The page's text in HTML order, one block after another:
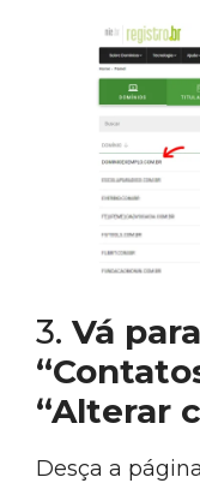
3. Vá
“Alterar
Desça a